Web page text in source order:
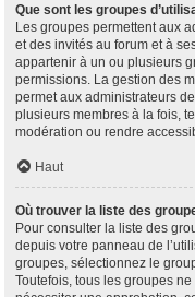
Que sont les groupes
Les groupes permettent aux
et des invités au forum et à
appartenir à un ou plusieurs
permissions. La gestion des
permet aux administrateurs
plusieurs membres à la fois,
modération ou rendre
Haut
Où trouver la liste des
Pour consulter la liste des
depuis votre panneau de
groupes, sélectionnez le
Toutefois, tous les groupes